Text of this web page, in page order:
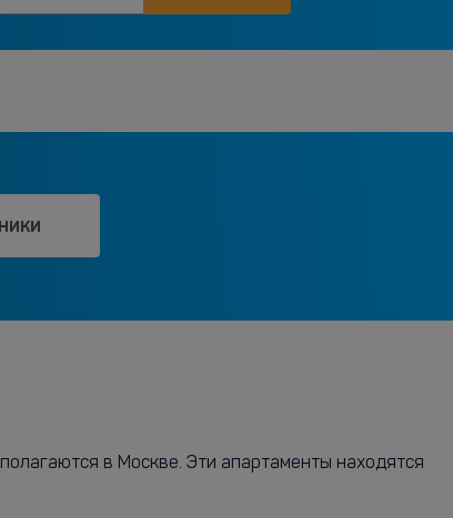
в Москве. Эти апартаменты находятся